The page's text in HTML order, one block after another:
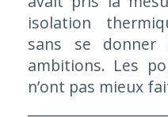
isolation
sans se donner
ambitions. Les
n’ont pas mieux